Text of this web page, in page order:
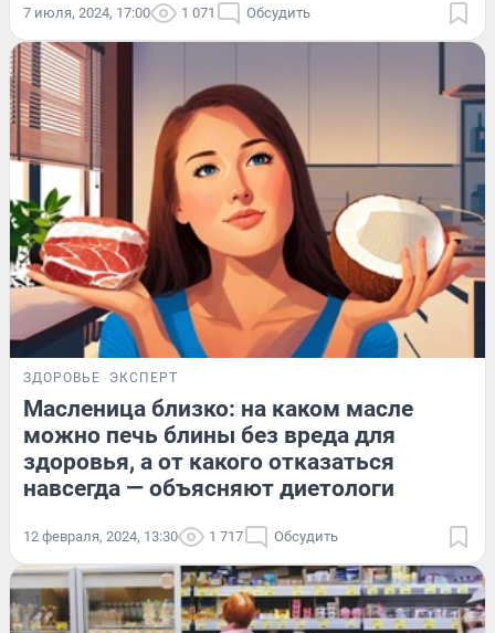
7 июля, 2024, 17:00 1 071 Обсудить
ЗДОРОВЬЕ ЭКСПЕРТ
Масленица близко: на каком масле
можно печь блины без вреда для
здоровья, а от какого отказаться
навсегда — объясняют диетологи
12 февраля, 2024, 13:30 1 717 Обсудить